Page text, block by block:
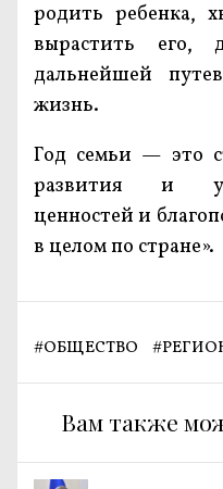
родить ребенка,
вырастить его,
дальнейшей
жизнь.
Год семьи — это
развития и
ценностей и
в целом по стране».
#ОБЩЕСТВО #
Вам также